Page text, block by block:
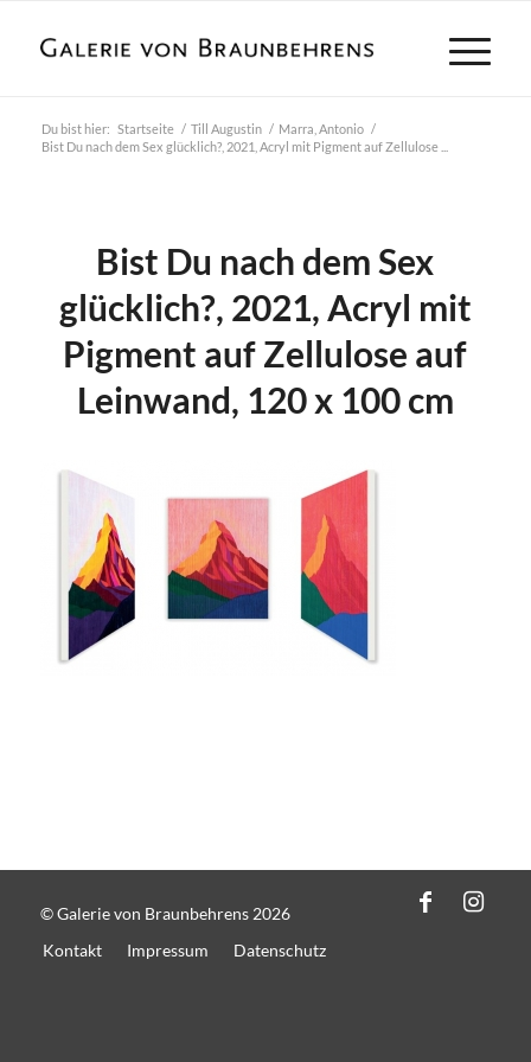
Du bist hier: Startseite / Till Augustin / Marra, Antonio /
Bist Du nach dem Sex glücklich?, 2021, Acryl mit Pigment auf Zellulose ...
Bist Du nach dem Sex
glücklich?, 2021, Acryl mit
Pigment auf Zellulose auf
Leinwand, 120 x 100 cm
© Galerie von Braunbehrens 2026
Kontakt
Impressum Datenschutz